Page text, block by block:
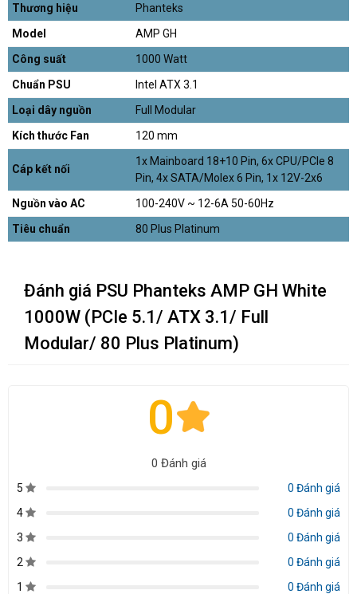
Thương hiệu
Phanteks
Model
AMP GH
Công suất
1000 Watt
Chuẩn PSU
Intel ATX 3.1
Loại dây nguồn
Full Modular
Kích thước Fan
120 mm
Cáp kết nối
1x Mainboard 18+10 Pin, 6x CPU/PCIe 8
Pin, 4x SATA/Molex 6 Pin, 1x 12V-2x6
Nguồn vào AC
100-240V ~ 12-6A 50-60Hz
Tiêu chuẩn
80 Plus Platinum
Đánh giá PSU Phanteks AMP GH White
1000W (PCIe 5.1/ ATX 3.1/ Full
Modular/ 80 Plus Platinum)
0
0 Đánh giá
5
0 Đánh giá
4
0 Đánh giá
3
0 Đánh giá
2
0 Đánh giá
1
0 Đánh giá